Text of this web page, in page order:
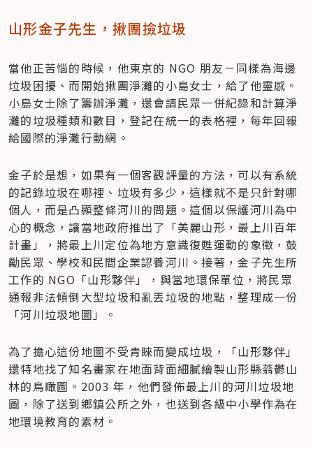
山形金子先生，揪團撿垃圾
當他正苦惱的時候，他東京的 NGO 朋友－同樣為海邊
垃圾困擾、而開始揪團淨灘的小島女士，給了他靈感。
小島女士除了籌辦淨灘，還會請民眾一併紀錄和計算淨
灘的垃圾種類和數目，登記在統一的表格裡，每年回報
給國際的淨灘行動網。
金子於是想，如果有一個客觀評量的方法，可以有系統
的記錄垃圾在哪裡、垃圾有多少，這樣就不是只針對哪
個人，而是凸顯整條河川的問題。這個以保護河川為中
心的概念，讓當地政府推出了「美麗山形，最上川百年
計畫」，將最上川定位為地方意識復甦運動的象徵，鼓
勵民眾、學校和民間企業認養河川。接著，金子先生所
工作的 NGO「山形夥伴」，與當地環保單位，將民眾
通報非法傾倒大型垃圾和亂丟垃圾的地點，整理成一份
「河川垃圾地圖」。
為了擔心這份地圖不受青睞而變成垃圾，「山形夥伴」
還特地找了知名畫家在地面背面細膩繪製山形縣蓊鬱山
林的鳥瞰圖。2003 年，他們發佈最上川的河川垃圾地
圖，除了送到鄉鎮公所之外，也送到各級中小學作為在
地環境教育的素材。